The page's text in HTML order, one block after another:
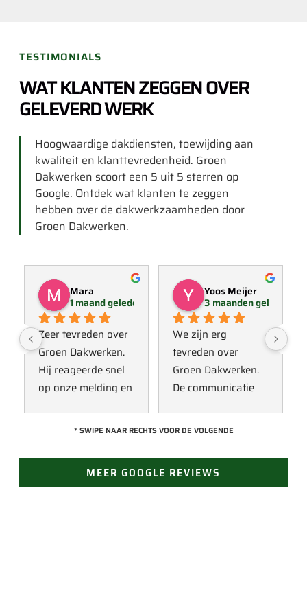
TESTIMONIALS
WAT KLANTEN ZEGGEN OVER
GELEVERD WERK
Hoogwaardige dakdiensten, toewijding aan
kwaliteit en klanttevredenheid. Groen
Dakwerken scoort een 5 uit 5 sterren op
Google. Ontdek wat klanten te zeggen
hebben over de dakwerkzaamheden door
Groen Dakwerken.
Mara
1 maand geleden
Zeer tevreden over
Groen Dakwerken.
Hij reageerde snel
op onze melding en
een collega kijken
Omdat een
definitieve reparatie
Yoos Meijer
3 maanden geleden
We zijn erg
tevreden over
Groen Dakwerken.
De communicatie
met Jan, hij heeft
vak en werkt snel &
zorgvuldig. Echt
* SWIPE NAAR RECHTS VOOR DE VOLGENDE
MEER GOOGLE REVIEWS